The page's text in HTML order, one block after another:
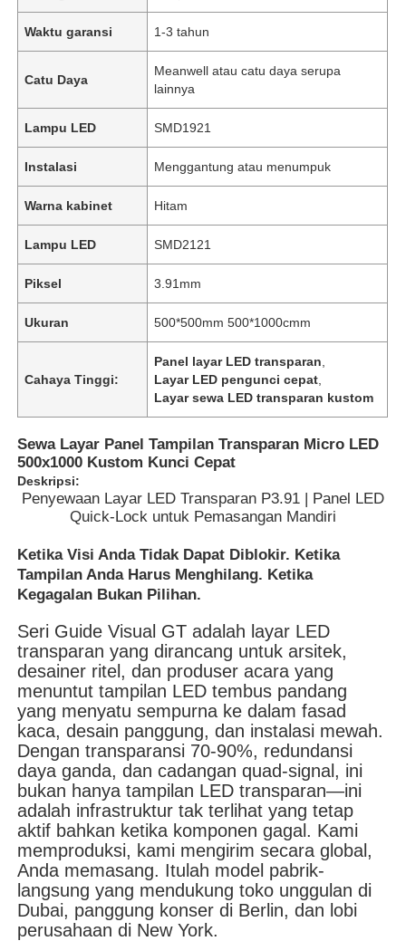
Rumah
Produk
Video
Pertunjukan VR
Tentang Kami
Waktu garansi 1-3 tahun
Catu Daya
Meanwell atau catu daya serupa
lainnya
Lampu LED SMD1921
Instalasi Menggantung atau menumpuk
Warna kabinet Hitam
Lampu LED SMD2121
Piksel 3.91mm
Ukuran 500*500mm 500*1000cmm
Cahaya Tinggi:
Panel layar LED transparan
Layar LED pengunci cepat
Layar sewa LED transparan kustom
Sewa Layar Panel Tampilan Transparan Micro LED
500x1000 Kustom Kunci Cepat
Deskripsi:
Penyewaan Layar LED Transparan P3.91 | Panel LED
Quick-Lock untuk Pemasangan Mandiri
Ketika Visi Anda Tidak Dapat Diblokir. Ketika
Tampilan Anda Harus Menghilang. Ketika
Kegagalan Bukan Pilihan.
Seri Guide Visual GT adalah layar LED
transparan yang dirancang untuk arsitek,
desainer ritel, dan produser acara yang
menuntut tampilan LED tembus pandang
yang menyatu sempurna ke dalam fasad
kaca, desain panggung, dan instalasi mewah.
Dengan transparansi 70-90%, redundansi
daya ganda, dan cadangan quad-signal, ini
bukan hanya tampilan LED transparan—ini
adalah infrastruktur tak terlihat yang tetap
aktif bahkan ketika komponen gagal. Kami
memproduksi, kami mengirim secara global,
Anda memasang. Itulah model pabrik-
langsung yang mendukung toko unggulan di
Dubai, panggung konser di Berlin, dan lobi
perusahaan di New York.